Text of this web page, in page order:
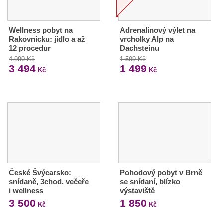
Wellness pobyt na
Rakovnicku: jídlo a až
12 procedur
4 990 Kč
3 494 Kč
Adrenalinový výlet na
vrcholky Alp na
Dachsteinu
1 599 Kč
1 499 Kč
České Švýcarsko:
snídaně, 3chod. večeře
i wellness
3 500 Kč
Pohodový pobyt v Brně
se snídaní, blízko
výstaviště
1 850 Kč